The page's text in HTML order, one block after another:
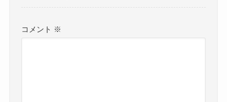
コメント ※